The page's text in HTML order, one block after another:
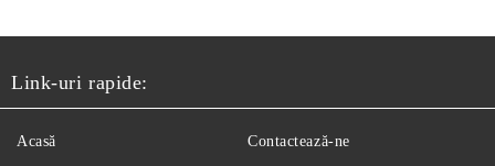
Link-uri rapide:
Acasă Contactează-ne